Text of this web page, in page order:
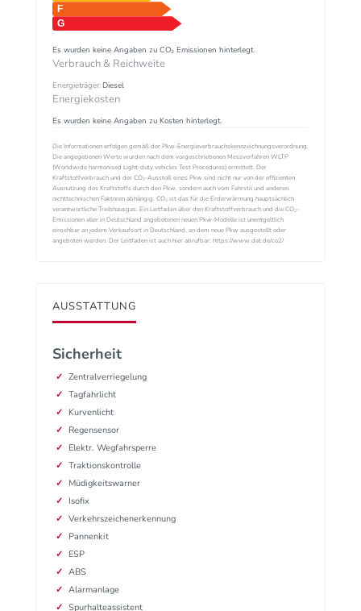
Es wurden keine Angaben zu CO₂ Emissionen hinterlegt.
Verbrauch & Reichweite
Energieträger:Diesel
Energiekosten
Es wurden keine Angaben zu Kosten hinterlegt.
Die Informationen erfolgen gemäß der Pkw-Energieverbrauchskennzeichnungsverordnung.
Die angegebenen Werte wurden nach dem vorgeschriebenen Messverfahren WLTP
(Worldwide harmonised Light-duty vehicles Test Procedures) ermittelt. Der
Kraftstoffverbrauch und der CO₂-Ausstoß eines Pkw sind nicht nur von der effizienten
Ausnutzung des Kraftstoffs durch den Pkw, sondern auch vom Fahrstil und anderen
nichttechnischen Faktoren abhängig. CO₂ ist das für die Erderwärmung hauptsächlich
verantwortliche Treibhausgas. Ein Leitfaden über den Kraftstoffverbrauch und die CO₂-
Emissionen aller in Deutschland angebotenen neuen Pkw-Modelle ist unentgeltlich
einsehbar an jedem Verkaufsort in Deutschland, an dem neue Pkw ausgestellt oder
angeboten werden. Der Leitfaden ist auch hier abrufbar: https://www.dat.de/co2/
AUSSTATTUNG
Sicherheit
Zentralverriegelung
Tagfahrlicht
Kurvenlicht
Regensensor
Elektr. Wegfahrsperre
Traktionskontrolle
Müdigkeitswarner
Isofix
Verkehrszeichenerkennung
Pannenkit
ESP
ABS
Alarmanlage
Spurhalteassistent